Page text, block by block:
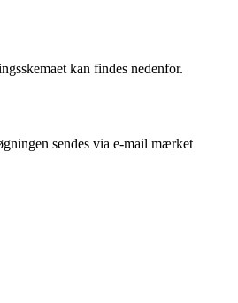
kan findes nedenfor.
sendes via e-mail mærket